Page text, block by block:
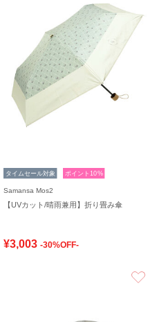
タイムセール対象 ポイント10%
Samansa Mos2
【UVカット/晴雨兼用】折り畳み傘
¥3,003 -30%OFF-